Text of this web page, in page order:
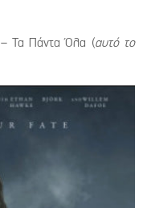
– Τα Πάντα Όλα (αυτό το